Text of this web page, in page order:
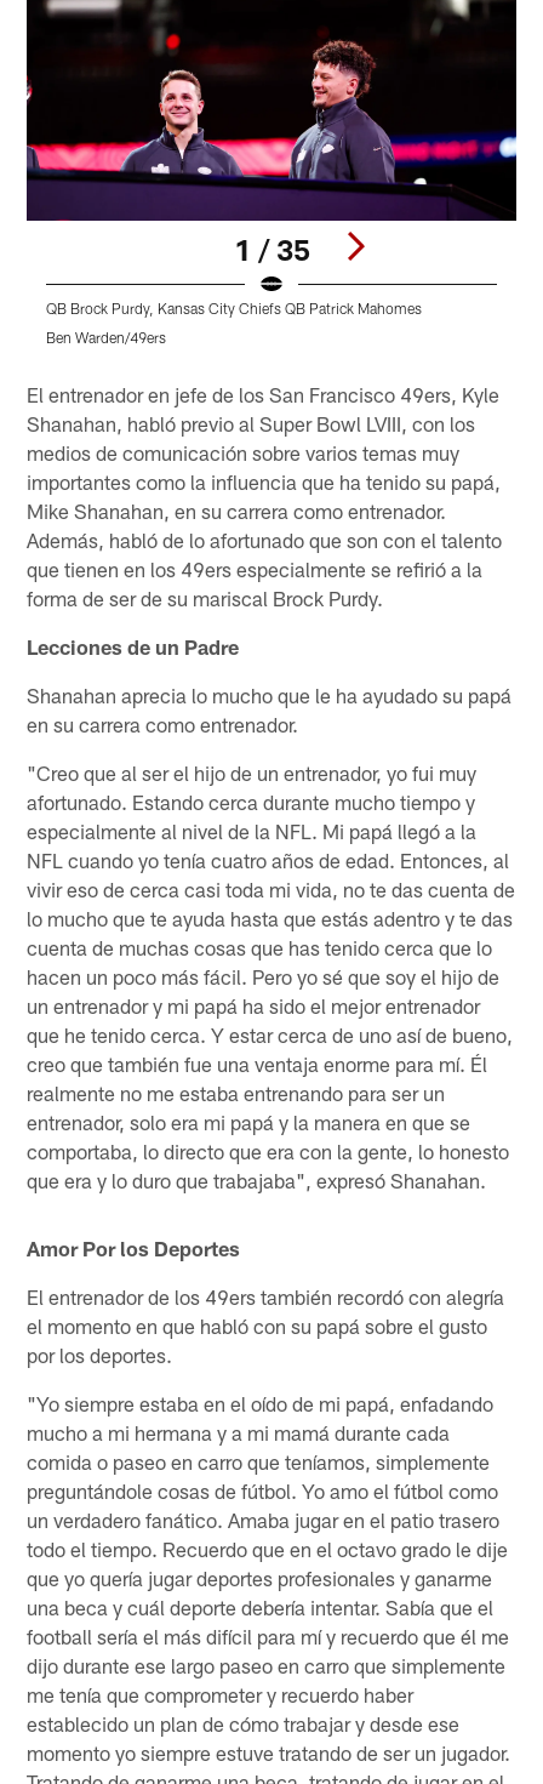
1 / 35
QB Brock Purdy, Kansas City Chiefs QB Patrick Mahomes
Ben Warden/49ers
El entrenador en jefe de los San Francisco 49ers, Kyle
Shanahan, habló previo al Super Bowl LVIII, con los
medios de comunicación sobre varios temas muy
importantes como la influencia que ha tenido su papá,
Mike Shanahan, en su carrera como entrenador.
Además, habló de lo afortunado que son con el talento
que tienen en los 49ers especialmente se refirió a la
forma de ser de su mariscal Brock Purdy.
Lecciones de un Padre
Shanahan aprecia lo mucho que le ha ayudado su papá
en su carrera como entrenador.
"Creo que al ser el hijo de un entrenador, yo fui muy
afortunado. Estando cerca durante mucho tiempo y
especialmente al nivel de la NFL. Mi papá llegó a la
NFL cuando yo tenía cuatro años de edad. Entonces, al
vivir eso de cerca casi toda mi vida, no te das cuenta de
lo mucho que te ayuda hasta que estás adentro y te das
cuenta de muchas cosas que has tenido cerca que lo
hacen un poco más fácil. Pero yo sé que soy el hijo de
un entrenador y mi papá ha sido el mejor entrenador
que he tenido cerca. Y estar cerca de uno así de bueno,
creo que también fue una ventaja enorme para mí. Él
realmente no me estaba entrenando para ser un
entrenador, solo era mi papá y la manera en que se
comportaba, lo directo que era con la gente, lo honesto
que era y lo duro que trabajaba", expresó Shanahan.
Amor Por los Deportes
El entrenador de los 49ers también recordó con alegría
el momento en que habló con su papá sobre el gusto
por los deportes.
"Yo siempre estaba en el oído de mi papá, enfadando
mucho a mi hermana y a mi mamá durante cada
comida o paseo en carro que teníamos, simplemente
preguntándole cosas de fútbol. Yo amo el fútbol como
un verdadero fanático. Amaba jugar en el patio trasero
todo el tiempo. Recuerdo que en el octavo grado le dije
que yo quería jugar deportes profesionales y ganarme
una beca y cuál deporte debería intentar. Sabía que el
football sería el más difícil para mí y recuerdo que él me
dijo durante ese largo paseo en carro que simplemente
me tenía que comprometer y recuerdo haber
establecido un plan de cómo trabajar y desde ese
momento yo siempre estuve tratando de ser un jugador.